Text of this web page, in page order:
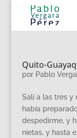
Quito-
por Pablo
Salí a las tres y
había
despedirme, y
nietas, y hasta